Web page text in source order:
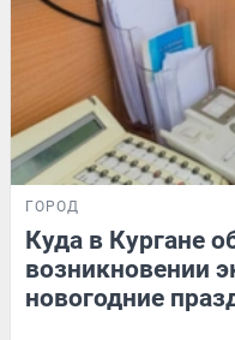
ГОРОД
Куда в Кургане
возникновении
новогодние